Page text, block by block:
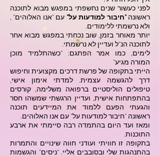
לפני כעשור שנים נחשפתי במפגש מבוא לתוכנה
ראשונה"חיבור למודעות על" עם "אנו האלוהים" ,
ולא נרשמתי ללימודים.
יותר מאוחר בזמן, שוב נכחתי במפגש מבוא אחר
לתוכנה הנ"ל ועדיין לא נרשמתי.
לימים, כמו אמר הפתגם: "כשהתלמיד מוכן
המורה מגיע"
הייתי בתקופה של פרשת דרכים מקצועית וחיפוש
דרך להגשמה עצמית. למדתי אימון אישי,
טיפולים הוליסטיים ברפואה משלימה, קורסים
בהתפתחות אישית, ועדיין הרגשתי שמשהו חסר
והגעתי הפעם ללמוד את המיידעים תוכנה
ראשונה "חיבור למודעות על" עם אנו האלוהים.
ומאז ועד היום בהתמדה רבה סיימתי את ארבע
התוכנות.
בתקופה זו חוויתי ועודני חווה שינויים והתמרות
בהתנהגות שלי ובסובבים אליי. "ניסים" והגשמות